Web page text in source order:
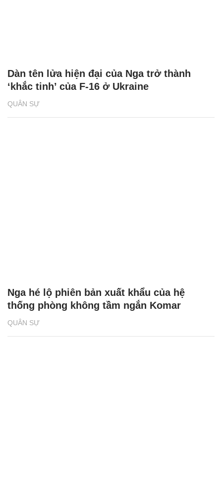
QUÂN SỰ
Dàn tên lửa hiện đại của Nga trở thành
‘khắc tinh’ của F-16 ở Ukraine
QUÂN SỰ
Nga hé lộ phiên bản xuất khẩu của hệ
thống phòng không tầm ngắn Komar